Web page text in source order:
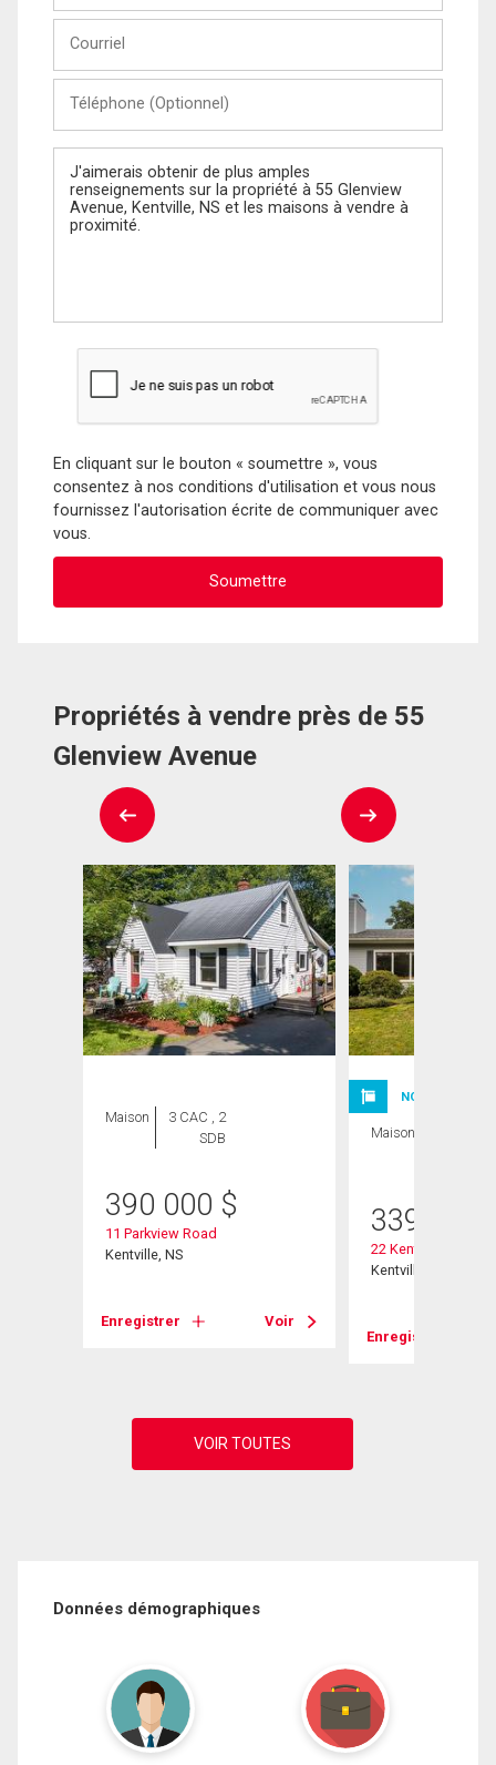
Nom
(Optionnel)
Message
En cliquant sur le bouton « soumettre », vous
consentez à nos conditions d'utilisation et vous nous
fournissez l'autorisation écrite de communiquer avec
vous.
Propriétés à vendre près de 55
Glenview Avenue
Maison
3 CAC , 2
SDB
390 000 $
11 Parkview Road
Kentville, NS
Enregistrer Voir
NOUVELLE
Maison
339 000
22 Kent Road
Kentville, NS
Enregistrer
Données démographiques